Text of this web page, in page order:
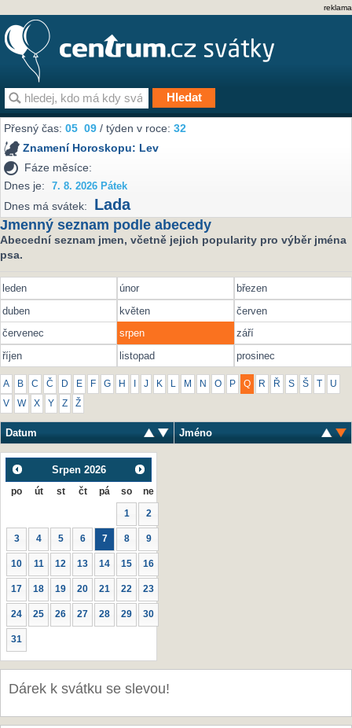
reklama
Přesný čas:05 09 / týden v roce:32
Znamení Horoskopu: Lev
Fáze měsíce:
Dnes je:
7. 8. 2026 Pátek
Dnes má svátek: Lada
Jmenný seznam podle abecedy
Abecední seznam jmen, včetně jejich popularity pro výběr jména
psa.
leden únor
březen
duben
květen
červen
červenec
srpen
září
říjen
listopad prosinec
A B C Č D E F G H J K L M N O P Q R Ř S Š U
V W X Y Z Ž
Datum Jméno
Srpen 2026
po út st čt pá so ne
1 2
3 4 5 6 7 8 9
10 11 12 13 14 15 16
17 18 19 20 21 22 23
24 25 26 27 28 29 30
31
Dárek k svátku se slevou!